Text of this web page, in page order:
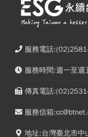
服務電話
服務時間:週一至
傳真電話
服務信箱
地址:台灣臺北市